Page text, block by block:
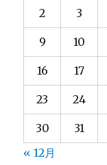
2 3
9 10
16 17
23 24
30
31
« 12月